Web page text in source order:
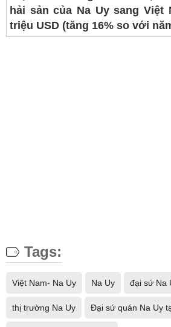
hải sản của Na Uy sang Việt
triệu USD (tăng 16% so với
Tags:
Việt Nam- Na Uy Na Uy đại sứ Na
thị trường Na Uy Đại sứ quán Na Uy